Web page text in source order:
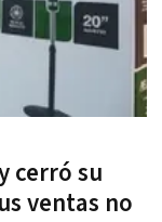
cerró su
ventas no